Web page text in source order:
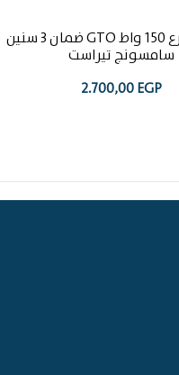
كشاف شارع 150 واط GTO ضمان 3 سنين
سامسونج تيراست
2.700,00EGP